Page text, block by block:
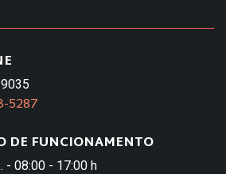
5287
DE FUNCIONAMENTO
- 08:00 - 17:00 h